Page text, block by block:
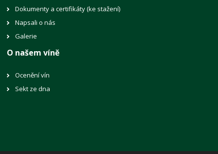
Dokumenty a certifikáty (ke stažení)
Napsali o nás
Galerie
O našem víně
Ocenění vín
Sekt ze dna